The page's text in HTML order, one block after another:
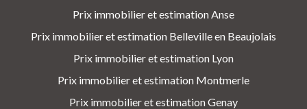
Prix immobilier et estimation Anse
Prix immobilier et estimation Belleville en Beaujolais
Prix immobilier et estimation Lyon
Prix immobilier et estimation Montmerle
Prix immobilier et estimation Genay